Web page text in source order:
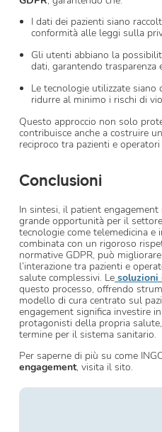
I dati dei pazienti siano
conformità alle leggi sulla
Gli utenti abbiano la
dati, garantendo trasparenza
Le tecnologie utilizzate
ridurre al minimo i rischi di
Questo approccio non solo
contribuisce anche a costruire
reciproco tra pazienti e
Conclusioni
In sintesi, il patient
grande opportunità per il
tecnologie come telemedicina e
combinata con un rigoroso
normative GDPR, può
l’interazione tra pazienti e
salute complessivi. Le soluzioni
questo processo, offrendo
modello di cura centrato sul
engagement significa investire
protagonisti della propria
termine per il sistema sanitario.
Per saperne di più su come
engagement, visita il sito.